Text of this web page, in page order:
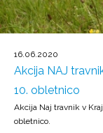
16.06.2020
Akcija NAJ
10. obletnico
Akcija Naj travnik v
obletnico.